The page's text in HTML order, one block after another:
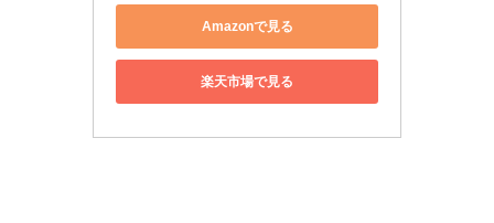
Amazonで見る
楽天市場で見る